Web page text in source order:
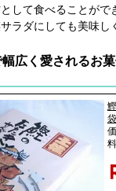
して食べることがで
ラダにしても美味し
広く愛されるお
袋